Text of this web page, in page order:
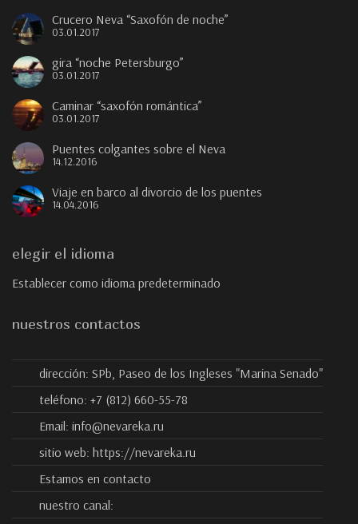
Crucero Neva “Saxofón de noche”
03.01.2017
gira “noche Petersburgo”
03.01.2017
Caminar “saxofón romántica”
03.01.2017
Puentes colgantes sobre el Neva
14.12.2016
Viaje en barco al divorcio de los puentes
14.04.2016
elegir el idioma
Establecer como idioma predeterminado
nuestros contactos
dirección: SPb, Paseo de los Ingleses "Marina Senado"
teléfono: +7 (812) 660-55-78
Email: info@nevareka.ru
sitio web: https://nevareka.ru
Estamos en contacto
nuestro canal: